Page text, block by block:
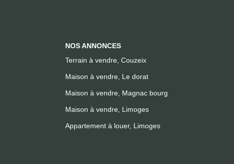
NOS ANNONCES
Terrain à vendre, Couzeix
Maison à vendre, Le dorat
Maison à vendre, Magnac bourg
Maison à vendre, Limoges
Appartement à louer, Limoges